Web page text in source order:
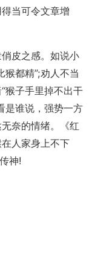
当可令文章增
皮之感。如说小
猴都精”;劝人不当
猴子手里掉不出干
是谁说，强势一方
奈的情绪。《红
人家身上不下
神!